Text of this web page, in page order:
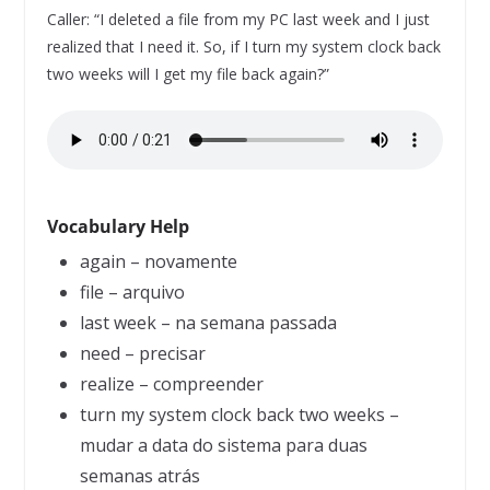
Caller: “I deleted a file from my PC last week and I just
realized that I need it. So, if I turn my system clock back
two weeks will I get my file back again?”
Vocabulary Help
again – novamente
file – arquivo
last week – na semana passada
need – precisar
realize – compreender
turn my system clock back two weeks –
mudar a data do sistema para duas
semanas atrás